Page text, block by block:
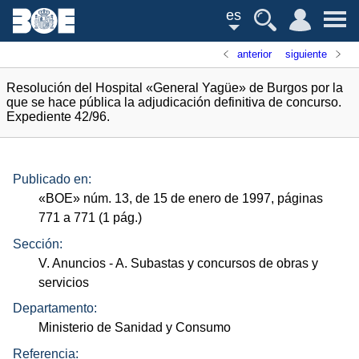
es
anterior siguiente
Resolución del Hospital «General Yagüe» de Burgos por la
que se hace pública la adjudicación definitiva de concurso.
Expediente 42/96.
Publicado en:
«BOE» núm. 13, de 15 de enero de 1997, páginas
771 a 771 (1 pág.)
Sección:
V. Anuncios - A. Subastas y concursos de obras y
servicios
Departamento:
Ministerio de Sanidad y Consumo
Referencia: